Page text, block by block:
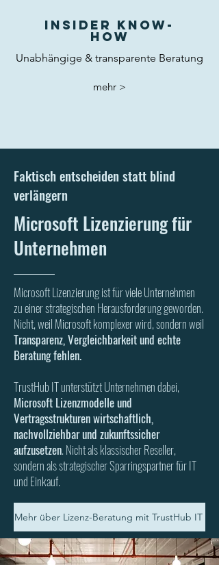
Insider Know-
How
Unabhängige & transparente Beratung
mehr >
Faktisch entscheiden statt blind
verlängern
Microsoft Lizenzierung für
Unternehmen
Microsoft Lizenzierung ist für viele Unternehmen
zu einer strategischen Herausforderung geworden.
Nicht, weil Microsoft komplexer wird, sondernweil
Transparenz, Vergleichbarkeit und echte
Beratung fehlen.
TrustHub IT unterstützt Unternehmen dabei,
Microsoft Lizenzmodelle und
Vertragsstrukturen wirtschaftlich,
nachvollziehbar und zukunftssicher
aufzusetzen.Nicht als klassischer Reseller,
sondern als strategischer Sparringspartner für IT
und Einkauf.
Mehr über Lizenz-Beratung mit TrustHub IT